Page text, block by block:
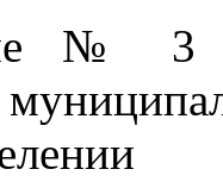
№ 3 к